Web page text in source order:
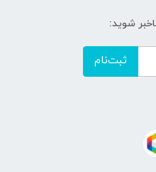
شوید:
ثبت‌نام